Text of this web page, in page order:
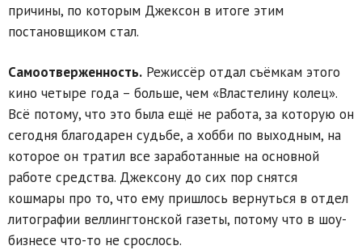
причины, по которым Джексон в итоге этим
постановщиком стал.
Самоотверженность. Режиссёр отдал съёмкам этого
кино четыре года – больше, чем «Властелину колец».
Всё потому, что это была ещё не работа, за которую он
сегодня благодарен судьбе, а хобби по выходным, на
которое он тратил все заработанные на основной
работе средства. Джексону до сих пор снятся
кошмары про то, что ему пришлось вернуться в отдел
литографии веллингтонской газеты, потому что в шоу-
бизнесе что-то не срослось.